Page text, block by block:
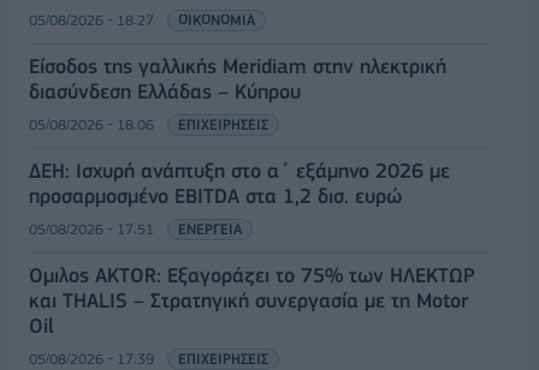
05/08/2026 - 18:27 ΟΙΚΟΝΟΜΙΑ
Είσοδος της γαλλικής Meridiam στην ηλεκτρική
διασύνδεση Ελλάδας – Κύπρου
05/08/2026 - 18:06 ΕΠΙΧΕΙΡΗΣΕΙΣ
ΔΕΗ: Ισχυρή ανάπτυξη στο α΄ εξάμηνο 2026 με
προσαρμοσμένο EBITDA στα 1,2 δισ. ευρώ
05/08/2026 - 17:51 ΕΝΕΡΓΕΙΑ
Όμιλος AKTOR: Εξαγοράζει το 75% των ΗΛΕΚΤΩΡ
και THALIS – Στρατηγική συνεργασία με τη Motor
Oil
05/08/2026 - 17:39 ΕΠΙΧΕΙΡΗΣΕΙΣ